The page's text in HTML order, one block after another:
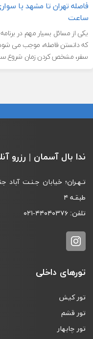
فاصله تهران تا مشهد با
ساعت
یکی از مسائل بسیار مهم در
که دانستن فاصله، موجب می
سفر، مشخص کردن زمان شروع
ندا بال آسمان | رزرو
طبقـه‌ ۴
تلفن: ۰۲۱-۴۴۰۴۰۳۷۶
تورهای داخلی
تور کیش
تور قشم
تور چابهار